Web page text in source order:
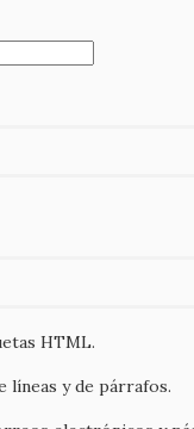
HTML.
líneas y de párrafos.